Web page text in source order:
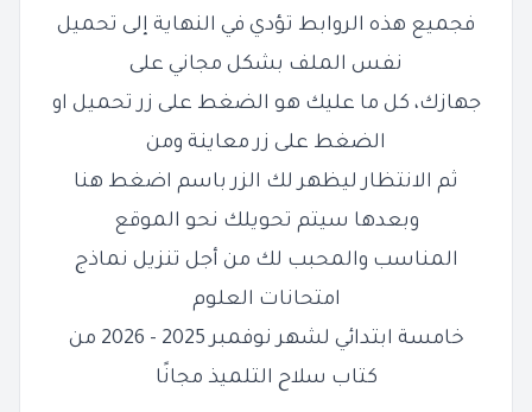
فجميع هذه الروابط تؤدي في النهاية إلى تحميل
نفس الملف بشكل مجاني على
جهازك، كل ما عليك هو الضغط على زر تحميل او
الضغط على زر معاينة ومن
ثم الانتظار ليظهر لك الزر باسم اضغط هنا
وبعدها سيتم تحويلك نحو الموقع
المناسب والمحبب لك من أجل تنزيل نماذج
امتحانات العلوم
خامسة ابتدائي لشهر نوفمبر 2025 - 2026 من
كتاب سلاح التلميذ مجانًا